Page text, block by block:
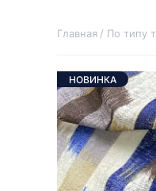
Главная По типу
НОВИНКА